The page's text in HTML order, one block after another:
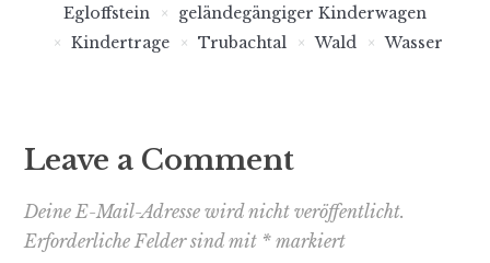
Egloffstein
geländegängiger Kinderwagen
Kindertrage
Trubachtal Wald Wasser
Leave a Comment
Deine E-Mail-Adresse wird nicht veröffentlicht.
Erforderliche Felder sind mit *markiert